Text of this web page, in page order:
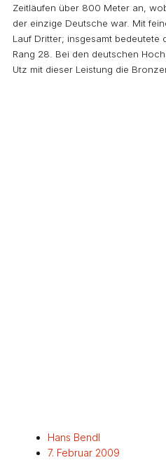
Zeitläufen über 800 Meter an,
der einzige Deutsche war. Mit
Lauf Dritter; insgesamt bedeutete
Rang 28. Bei den deutschen
Utz mit dieser Leistung die
Hans Bendl
7. Februar 2009